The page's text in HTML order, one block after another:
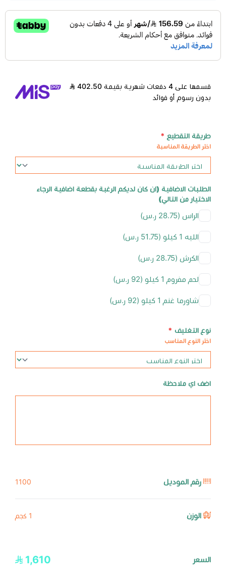
قسمها على 4 دفعات شهرية بقيمة 402.50
بدون رسوم أو فوائد
طريقة التقطيع *
اختر الطريقة المناسبة
الطلبات الاضافية (ان كان لديكم الرغبة بقطعة اضافية الرجاء
الاختيار من التالي)
الراس (28.75 ر.س)
الليه 1 كيلو (51.75 ر.س)
الكرش (28.75 ر.س)
لحم مفروم 1 كيلو (92 ر.س)
شاورما غنم 1 كيلو (92 ر.س)
نوع التغليف *
اختر النوع المناسب
اضف اي ملاحظة
رقم الموديل 1100
الوزن 1 كجم
السعر 1,610